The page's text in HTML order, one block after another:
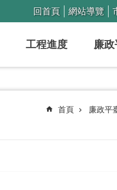
回首頁 網站導覽
工程進度 廉
首頁 廉政平